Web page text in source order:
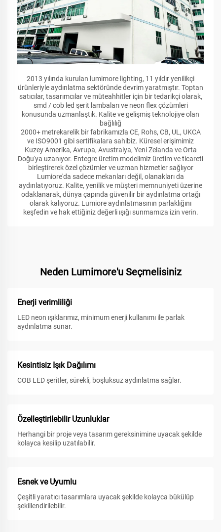
2013 yılında kurulan lumimore lighting, 11 yıldır yenilikçi
ürünleriyle aydınlatma sektöründe devrim yaratmıştır. Toptan
satıcılar, tasarımcılar ve müteahhitler için bir tedarikçi olarak,
smd / cob led şerit lambaları ve neon flex çözümleri
konusunda uzmanlaştık. Kalite ve gelişmiş teknolojiye olan
bağlılığ
2000+ metrekarelik bir fabrikamızla CE, Rohs, CB, UL, UKCA
ve ISO9001 gibi sertifikalara sahibiz. Küresel erişimimiz
Kuzey Amerika, Avrupa, Avustralya, Yeni Zelanda ve Orta
Doğu'ya uzanıyor. Entegre üretim modelimiz üretim ve ticareti
birleştirerek özel çözümler ve uzman hizmetler sağlıyor
Lumiore'da sadece mekanları değil, olanakları da
aydınlatıyoruz. Kalite, yenilik ve müşteri memnuniyeti üzerine
odaklanarak, dünya çapında güvenilir bir aydınlatma ortağı
olarak kalıyoruz. Lumiore aydınlatmasının parlaklığını
keşfedin ve hak ettiğiniz değerli ışığı sunmamıza izin verin.
Neden Lumimore'u Seçmelisiniz
Enerji verimliliği
LED neon ışıklarımız, minimum enerji kullanımı ile parlak
aydınlatma sunar.
Kesintisiz Işık Dağılımı
COB LED şeritler, sürekli, boşluksuz aydınlatma sağlar.
Özelleştirilebilir Uzunluklar
Herhangi bir proje veya tasarım gereksinimine uyacak şekilde
kolayca kesilip uzatılabilir.
Esnek ve Uyumlu
Çeşitli yaratıcı tasarımlara uyacak şekilde kolayca bükülüp
şekillendirilebilir.